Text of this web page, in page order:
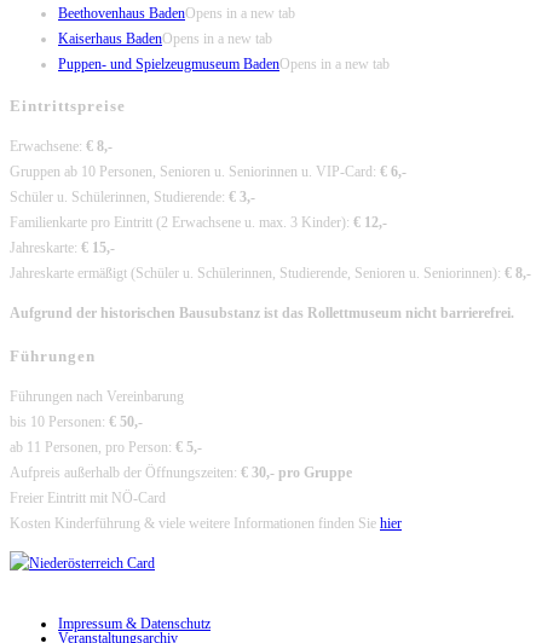
Beethovenhaus BadenOpens in a new tab
Kaiserhaus BadenOpens in a new tab
Puppen- und Spielzeugmuseum BadenOpens in a new tab
Eintrittspreise
Erwachsene: € 8,-
Gruppen ab 10 Personen, Senioren u. Seniorinnen u. VIP-Card: € 6,-
Schüler u. Schülerinnen, Studierende: € 3,-
Familienkarte pro Eintritt (2 Erwachsene u. max. 3 Kinder): € 12,-
Jahreskarte: € 15,-
Jahreskarte ermäßigt (Schüler u. Schülerinnen, Studierende, Senioren u. Seniorinnen): € 8,-
Aufgrund der historischen Bausubstanz ist das Rollettmuseum nicht barrierefrei.
Führungen
Führungen nach Vereinbarung
bis 10 Personen: € 50,-
ab 11 Personen, pro Person: € 5,-
Aufpreis außerhalb der Öffnungszeiten: € 30,- pro Gruppe
Freier Eintritt mit NÖ-Card
Kosten Kinderführung & viele weitere Informationen finden Sie hier
Impressum & Datenschutz
Veranstaltungsarchiv